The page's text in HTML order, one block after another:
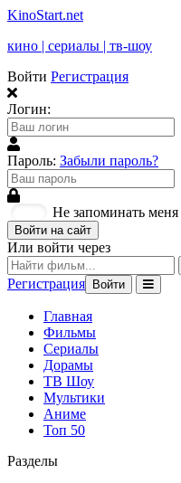
KinoStart.net
кино | сериалы | тв-шоу
Войти Регистрация
Логин:
Пароль: Забыли пароль?
Не запоминать меня
Войти на сайт
Или войти через
Регистрация Войти
Главная
Фильмы
Сериалы
Дорамы
ТВ Шоу
Мультики
Аниме
Топ 50
Разделы